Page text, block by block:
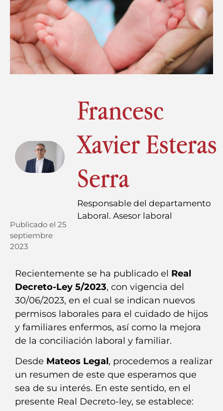
Francesc
Xavier Esteras
Serra
Responsable del departamento
Laboral. Asesor laboral
Publicado el 25
septiembre
2023
Recientemente se ha publicado el Real
Decreto-Ley 5/2023, con vigencia del
30/06/2023, en el cual se indican nuevos
permisos laborales para el cuidado de hijos
y familiares enfermos, así como la mejora
de la conciliación laboral y familiar.
Desde Mateos Legal, procedemos a realizar
un resumen de este que esperamos que
sea de su interés. En este sentido, en el
presente Real Decreto-ley, se establece: